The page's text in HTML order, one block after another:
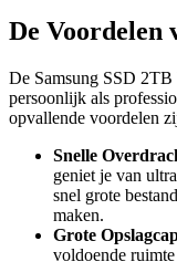
De Voordelen
De Samsung SSD
persoonlijk als
opvallende voordelen
Snelle
geniet je van
snel grote
maken.
Grote
voldoende